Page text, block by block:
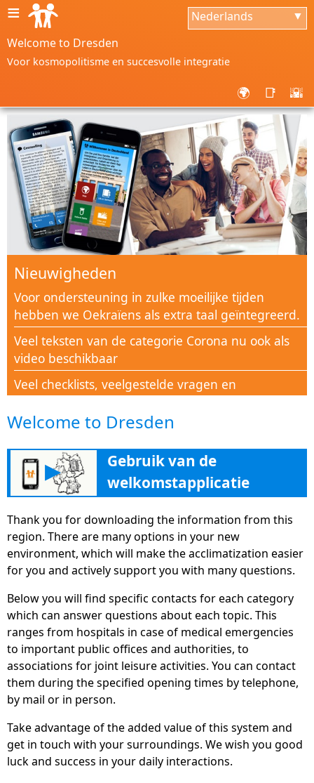
≡ Nederlands ▼
Welcome to Dresden
Voor kosmopolitisme en succesvolle integratie
🌍 📑 🌇
Nieuwigheden
Voor ondersteuning in zulke moeilijke tijden
hebben we Oekraïens als extra taal geïntegreerd.
Veel teksten van de categorie Corona nu ook als
video beschikbaar
Veel checklists, veelgestelde vragen en
Nieuwe categorie Corona-Hulp om alle mensen in
deze crisistijd met kennis te ondersteunen
Nieuwe rubriek "Onderwijs" helpt met veel tips,
adressen en informatie bij vervolgopleidingen, om
De welkomstapplicatie Duitsland is nu eenvoudig
en breed beschikbaar als websiteversie op
deutschland.welcome-app-germany.de
Zustersplatform www.Familie-und-Beruf.online
voor een betere balans tussen werk en privéleven,
beschikbaar als gratis apps, website en pc-
software.
De nieuwe rubriek "Arbeidsmarkt" geeft veel tips
en informatie om u te helpen bij uw start in de
wereld van het werk.
Geanimeerde uitleg video's direct op veel
gebieden helpt bij het begrijpen en leren van
Duits.
Welcome to Dresden
▶
Gebruik van de
welkomstapplicatie
Thank you for downloading the information from this
region. There are many options in your new
environment, which will make the acclimatization easier
for you and actively support you with many questions.
Below you will find specific contacts for each category
which can answer questions about each topic. This
ranges from hospitals in case of medical emergencies
to important public offices and authorities, to
associations for joint leisure activities. You can contact
them during the specified opening times by telephone,
by mail or in person.
Take advantage of the added value of this system and
get in touch with your surroundings. We wish you good
luck and success in your daily interactions.